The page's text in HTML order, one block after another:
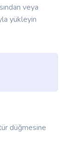
veya
yükleyin
düğmesine